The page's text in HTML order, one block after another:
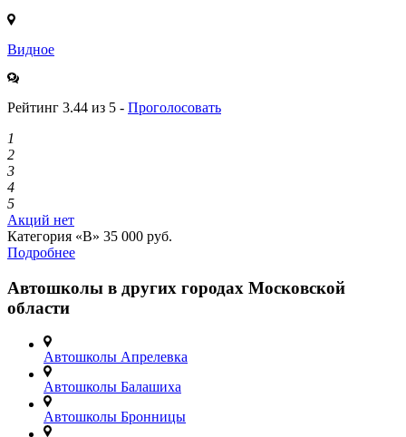
Видное
Рейтинг 3.44 из 5 - Проголосовать
1
2
3
4
5
Акций нет
Категория «B» 35 000 руб.
Подробнее
Автошколы в других городах Московской
области
Автошколы Апрелевка
Автошколы Балашиха
Автошколы Бронницы